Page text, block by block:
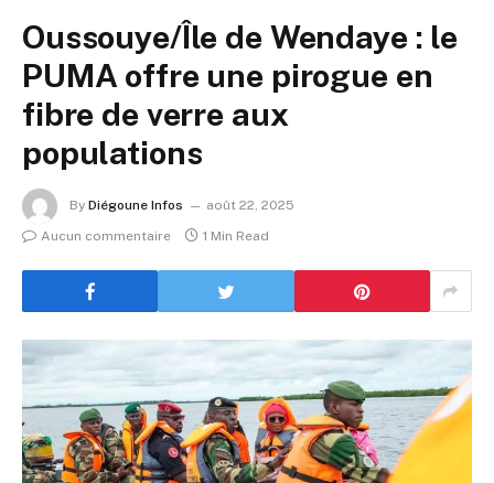
Oussouye/Île de Wendaye : le
PUMA offre une pirogue en
fibre de verre aux
populations
By Diégoune Infos
août 22, 2025
Aucun commentaire
1 Min Read